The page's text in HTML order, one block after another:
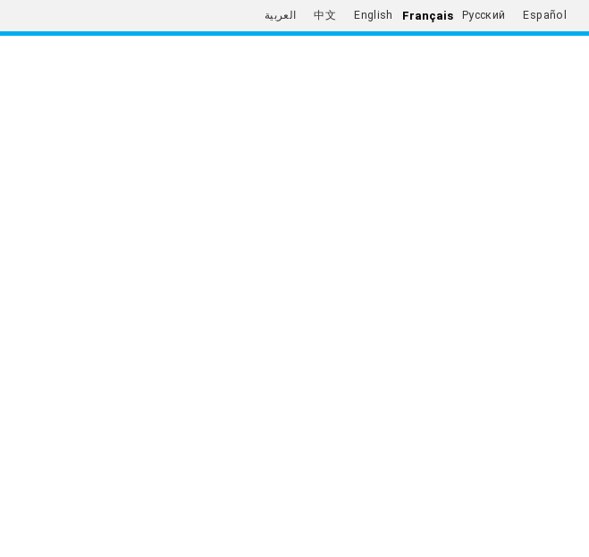
العربية 中文 English Français Русский Español